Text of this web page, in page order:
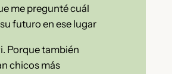
me pregunté cuál
futuro en ese lugar
Porque también
chicos más